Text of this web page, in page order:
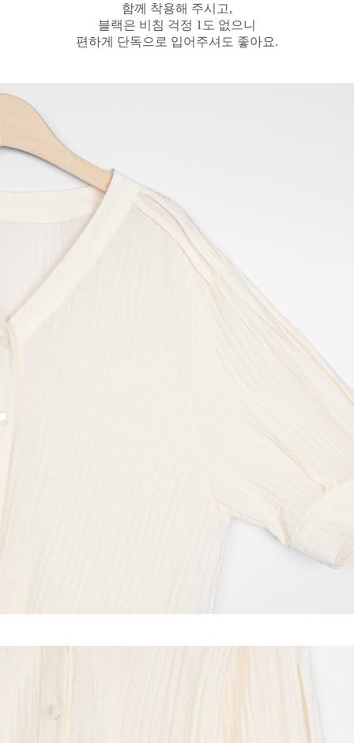
함께 착용해 주시고,
블랙은 비침 걱정 1도 없으니
편하게 단독으로 입어주셔도 좋아요.